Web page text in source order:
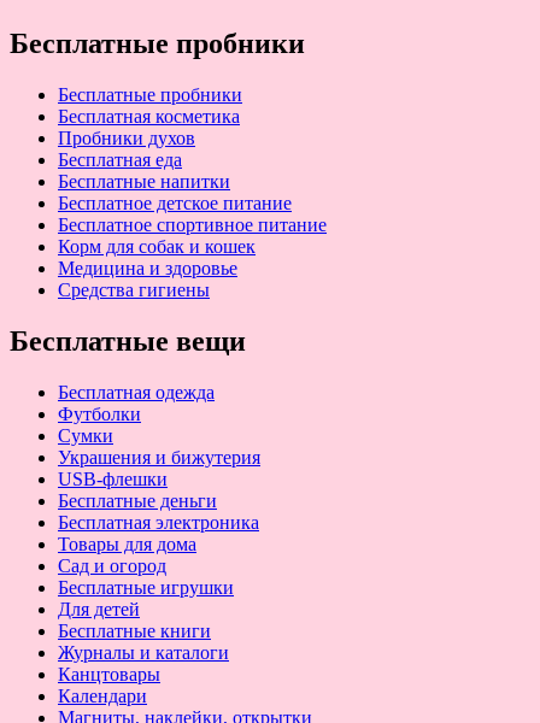
Бесплатные пробники
Бесплатные пробники
Бесплатная косметика
Пробники духов
Бесплатная еда
Бесплатные напитки
Бесплатное детское питание
Бесплатное спортивное питание
Корм для собак и кошек
Медицина и здоровье
Средства гигиены
Бесплатные вещи
Бесплатная одежда
Футболки
Сумки
Украшения и бижутерия
USB-флешки
Бесплатные деньги
Бесплатная электроника
Товары для дома
Сад и огород
Бесплатные игрушки
Для детей
Бесплатные книги
Журналы и каталоги
Канцтовары
Календари
Магниты, наклейки, открытки